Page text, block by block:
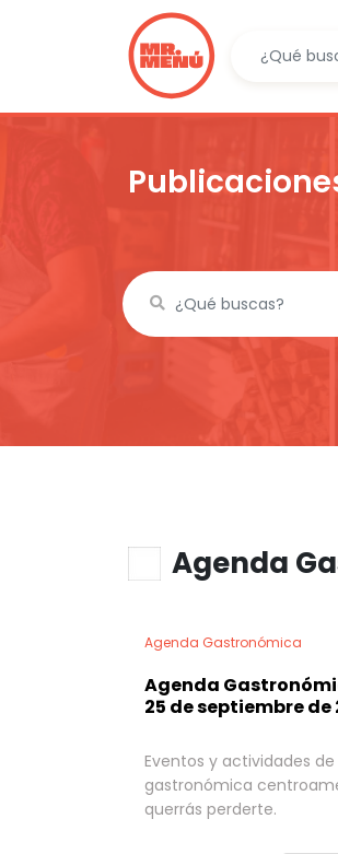
Agenda
Agenda Gastronómica
Agenda
25 de septiembre de
Eventos y actividades
gastronómica
querrás perderte.